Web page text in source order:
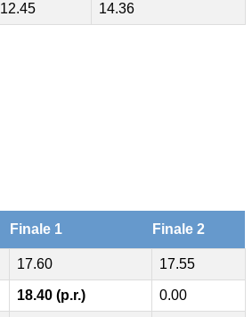
12.45 14.36
Finale 1 Finale 2
17.60 17.55
18.40 (p.r.) 0.00